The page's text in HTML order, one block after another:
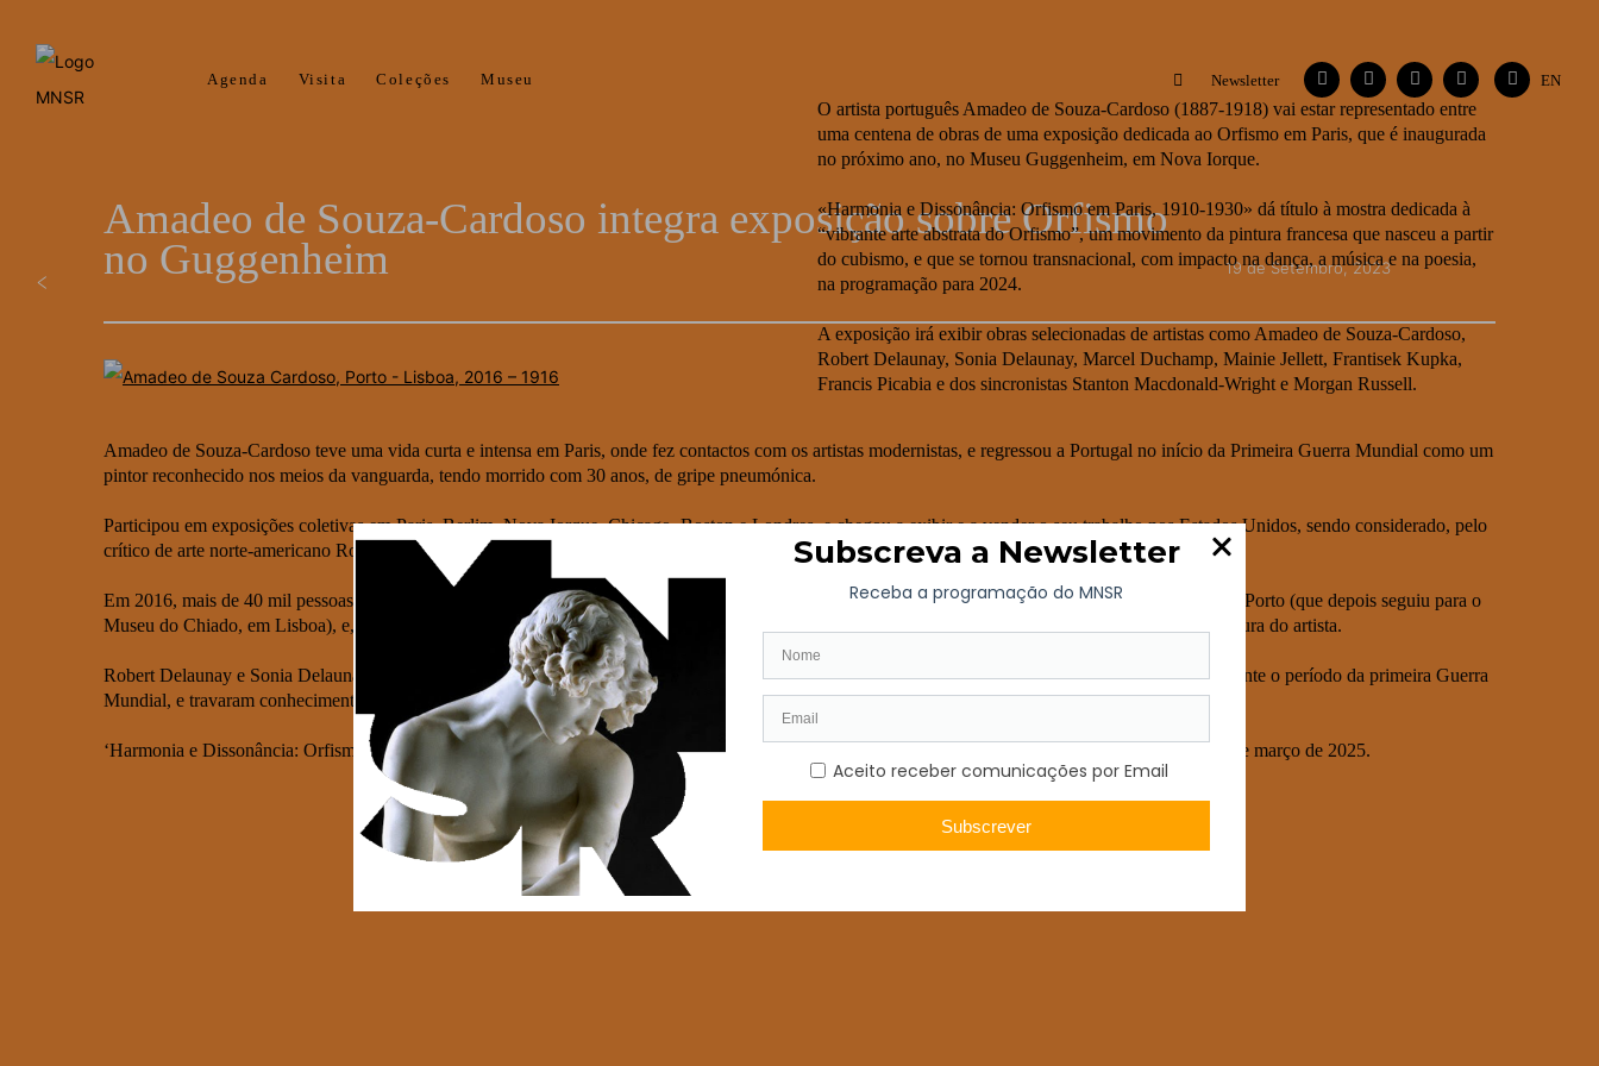
Agenda Visita Coleções Museu Newsletter FacebookInstagramVimeo Flickr Contactos
EN
Amadeo de Souza-Cardoso integra exposição sobre Orfismo
no Guggenheim
19 de Setembro, 2023
O artista português Amadeo de Souza-Cardoso (1887-1918) vai estar representado entre
uma centena de obras de uma exposição dedicada ao Orfismo em Paris, que é inaugurada
no próximo ano, no Museu Guggenheim, em Nova Iorque.
«Harmonia e Dissonância: Orfismo em Paris, 1910-1930» dá título à mostra dedicada à
“vibrante arte abstrata do Orfismo”, um movimento da pintura francesa que nasceu a partir
do cubismo, e que se tornou transnacional, com impacto na dança, a música e na poesia,
na programação para 2024.
A exposição irá exibir obras selecionadas de artistas como Amadeo de Souza-Cardoso,
Robert Delaunay, Sonia Delaunay, Marcel Duchamp, Mainie Jellett, Frantisek Kupka,
Francis Picabia e dos sincronistas Stanton Macdonald-Wright e Morgan Russell.
Amadeo de Souza-Cardoso teve uma vida curta e intensa em Paris, onde fez contactos com os artistas modernistas, e regressou a Portugal no início da Primeira Guerra Mundial como um
pintor reconhecido nos meios da vanguarda, tendo morrido com 30 anos, de gripe pneumónica.
Participou em exposições coletivas em Paris, Berlim, Nova Iorque, Chicago, Boston e Londres, e chegou a exibir e a vender o seu trabalho nos Estados Unidos, sendo considerado, pelo
crítico de arte norte-americano Robert Loescher, “um dos segredos mais bem guardados do início da arte moderna”.
Em 2016, mais de 40 mil pessoas visitaram a exposição (na imagem) dedicada a Amadeo de Souza-Cardoso no Museu Nacional de Soares dos Reis
, no Porto (que depois seguiu para o
Museu do Chiado, em Lisboa), e, no mesmo ano, no Grand Palais, em Paris, uma outra exposição reuniu cerca de 250 obras em pintura, desenho e gravura do artista.
Robert Delaunay e Sonia Delaunay – um casal de artistas que se destacou no impulsionamento do Orfismo – viveram cerca de um ano em Portugal durante o período da primeira Guerra
Mundial, e travaram conhecimento com os artistas portugueses Amadeo de Souza-Cardoso e Almada Negreiros, de quem se tornaram amigos.
‘Harmonia e Dissonância: Orfismo em Paris, 1910-1930’ vai estar patente no Museu Guggenheim, em Nova Iorque, de 08 de novembro de 2024 a 09 de março de 2025.